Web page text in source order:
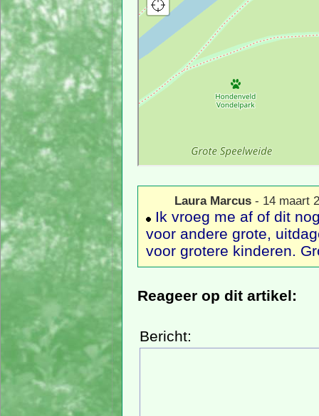
Laura Marcus- 14 maart
Ik vroeg me af of dit
voor andere grote,
voor grotere kinderen.
Reageer op dit artikel:
Bericht: